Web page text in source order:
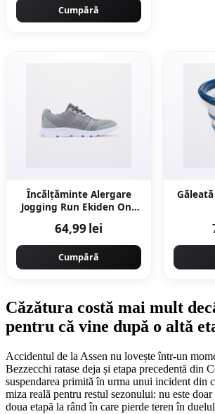
Cumpără
Încălțăminte Alergare
Jogging Run Ekiden One
64,99 lei
Cumpără
Căzătura costă mai mult
pentru că vine după o altă
Accidentul de la Assen nu lovește într-un
Bezzecchi ratase deja și etapa precedentă din
suspendarea primită în urma unui incident din
miza reală pentru restul sezonului: nu este
doua etapă la rând în care pierde teren în